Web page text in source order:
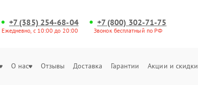
+7 (385) 254-68-04
Ежедневно, с 10:00 до 20:00
+7 (800) 302-71-75
Звонок бесплатный по РФ
О нас Отзывы Доставка Гарантии Акции и скидки